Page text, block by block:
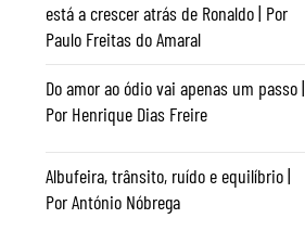
está a crescer atrás de Ronaldo | Por
Paulo Freitas do Amaral
Do amor ao ódio vai apenas um passo |
Por Henrique Dias Freire
Albufeira, trânsito, ruído e equilíbrio |
Por António Nóbrega